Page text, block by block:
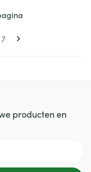
pagina
Pagina
7
producten en